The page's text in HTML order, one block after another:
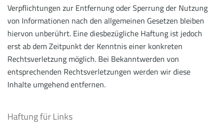
Verpflichtungen zur Entfernung oder Sperrung der Nutzung
von Informationen nach den allgemeinen Gesetzen bleiben
hiervon unberührt. Eine diesbezügliche Haftung ist jedoch
erst ab dem Zeitpunkt der Kenntnis einer konkreten
Rechtsverletzung möglich. Bei Bekanntwerden von
entsprechenden Rechtsverletzungen werden wir diese
Inhalte umgehend entfernen.
Haftung für Links